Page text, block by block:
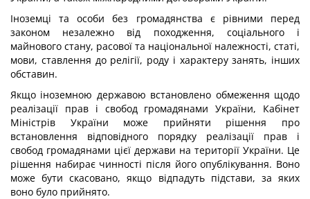
Іноземці та особи без громадянства є рівними перед
законом незалежно від походження, соціального і
майнового стану, расової та національної належності, статі,
мови, ставлення до релігії, роду і характеру занять, інших
обставин.
Якщо іноземною державою встановлено обмеження щодо
реалізації прав і свобод громадянами України, Кабінет
Міністрів України може прийняти рішення про
встановлення відповідного порядку реалізації прав і
свобод громадянами цієї держави на території України. Це
рішення набирає чинності після його опублікування. Воно
може бути скасовано, якщо відпадуть підстави, за яких
воно було прийнято.